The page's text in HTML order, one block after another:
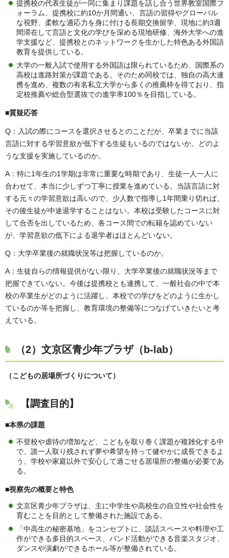
提携校の代表生徒が一同に集まり課題を話し合う世界教室国際フ
ォーラム、提携校に約10か月間通い、言語の習得やグローバル
な視野、柔軟な適応力を身に付ける長期交換留学、現地に約3週
間滞在して言語と文化の学びを深める現地研修、海外大学への進
学支援など、提携校とのネットワークを生かした特色ある外国語
教育を提供している。
大学の一般入試で使用する外国語は限られているため、国際系の
高校は進路対策が課題である。そのため同校では、独自の高大連
携を進め、複数の有名私立大学から多くの推薦枠を得ており、指
定校推薦や総合型選抜での進学率100％を目指している。
■質疑応答
Q：入試の際にコースを選択させるとのことだが、卒業までに当該
言語に対する学習意欲が低下する生徒もいるのではないか。どのよ
うな支援を実施しているのか。
A：特に1年生の1学期は非常に重要な時期であり、生徒一人一人に
合わせて、本当に少しずつ丁寧に授業を進めている。当該言語に対
する元々の学習意欲は高いので、少人数で指導し1年間乗り切れば、
その後生徒が中途退学することはない。本校は受験したコースに対
して合否を出しているため、各コース間での転籍を認めていない
が、学習意欲の低下による退学者はほとんどいない。
Q：大学卒業後の就職状況等は把握しているのか。
A：生徒自らの情報提供がない限り、大学卒業後の就職状況等まで
把握できていない。今後は提携校とも連携して、一般社会の中で本
校の卒業生がどのように活躍し、本校での学びをどのように生かし
ているのか等を把握し、教育環境の整備等につなげていきたいと考
えている。
（2） 文京区青少年プラザ（b-lab）
（こどもの居場所づくりについて）
【調査目的】
■本県の課題
不登校や虐待の増加など、こどもを取り巻く課題が複雑化する中
で、誰一人取り残されず夢や希望を持って健やかに成長できるよ
う、学校や家庭以外で安心して過ごせる居場所の整備が必要であ
る。
■視察先の概要と特色
文京区青少年プラザは、主に中学生や高校生の自立性や社会性を
育むことを目的として整備された施設である。
「中高生の秘密基地」をコンセプトに、談話スペースや料理や工
作ができる多目的スペース、バンド活動ができる音楽スタジオ、
ダンスや演劇ができるホール等が整備されている。